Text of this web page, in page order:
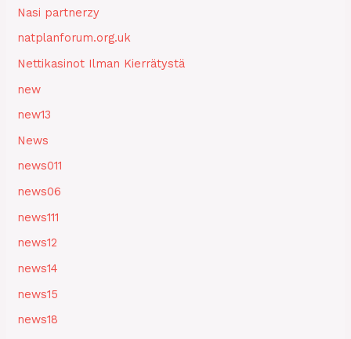
Nasi partnerzy
natplanforum.org.uk
Nettikasinot Ilman Kierrätystä
new
new13
News
news011
news06
news111
news12
news14
news15
news18